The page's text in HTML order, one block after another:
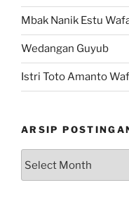
Mbak Nanik Estu
Wedangan Guyub
Istri Toto Amanto
ARSIP